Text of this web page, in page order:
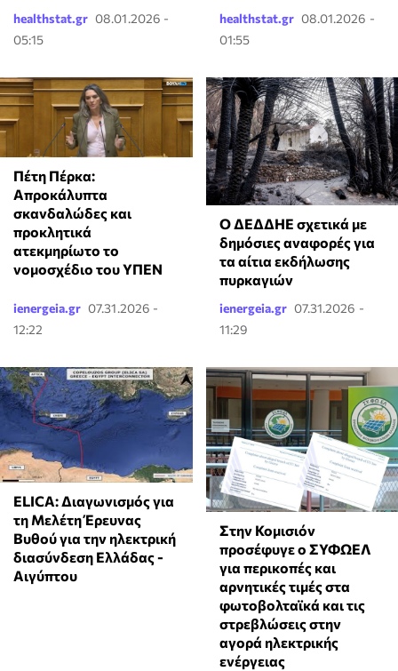
healthstat.gr 08.01.2026 -
05:15
healthstat.gr 08.01.2026 -
01:55
Πέτη Πέρκα:
Απροκάλυπτα
σκανδαλώδες και
προκλητικά
ατεκμηρίωτο το
νομοσχέδιο του ΥΠΕΝ
ienergeia.gr 07.31.2026 -
12:22
Ο ΔΕΔΔΗΕ σχετικά με
δημόσιες αναφορές για
τα αίτια εκδήλωσης
πυρκαγιών
ienergeia.gr 07.31.2026 -
11:29
ELICA: Διαγωνισμός για
τη Μελέτη Έρευνας
Βυθού για την ηλεκτρική
διασύνδεση Ελλάδας -
Αιγύπτου
Στην Κομισιόν
προσέφυγε ο ΣΥΦΩΕΛ
για περικοπές και
αρνητικές τιμές στα
φωτοβολταϊκά και τις
στρεβλώσεις στην
αγορά ηλεκτρικής
ενέργειας